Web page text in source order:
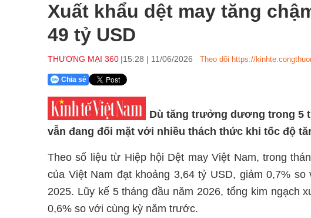
Xuất khẩu dệt may tăng
49 tỷ USD
THƯƠNG MẠI 360 15:28 | 11/06/2026 Theo dõi https://
Chia sẻ
Dù tăng trưởng dương trong 5
vẫn đang đối mặt với nhiều thách thức khi tốc độ
Theo số liệu từ Hiệp hội Dệt may Việt Nam, trong
của Việt Nam đạt khoảng 3,64 tỷ USD, giảm 0,7%
2025. Lũy kế 5 tháng đầu năm 2026, tổng kim ngạch
0,6% so với cùng kỳ năm trước.